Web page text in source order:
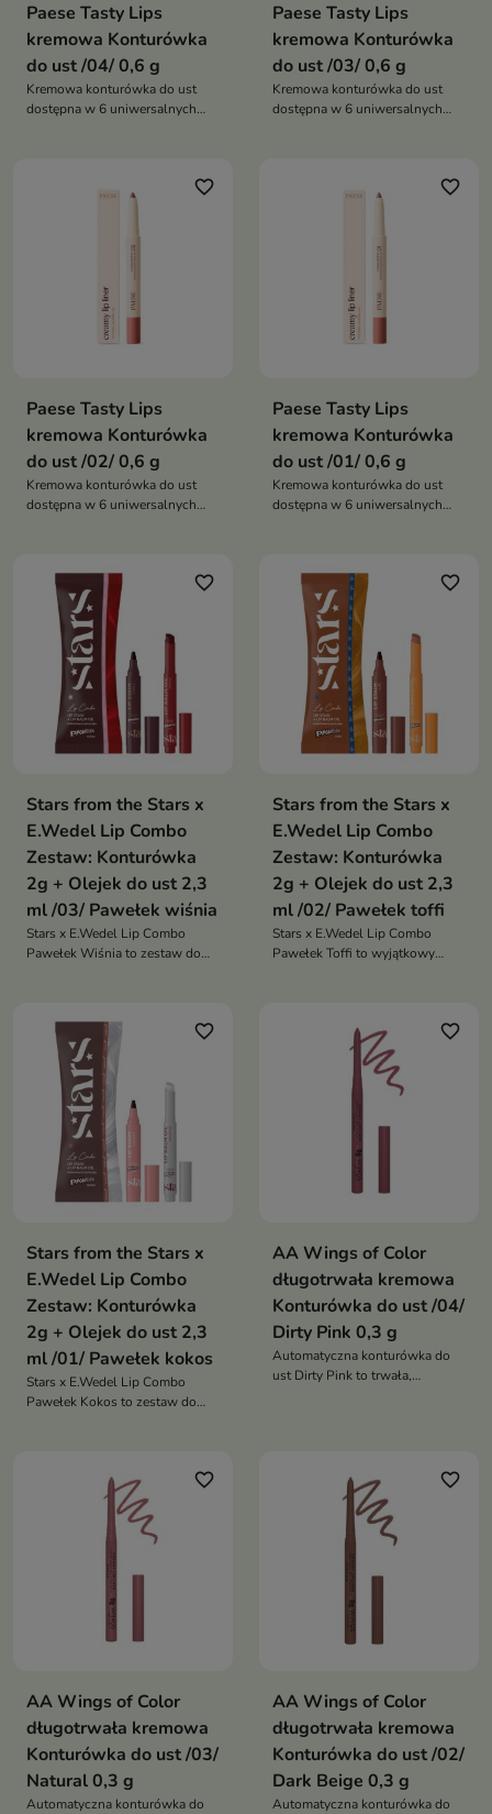
Paese Tasty Lips
kremowa Konturówka
do ust /04/ 0,6 g
Kremowa konturówka do ust
dostępna w 6 uniwersalnych
pomaga uzyskać efekt
Paese Tasty Lips
kremowa Konturówka
do ust /03/ 0,6 g
Kremowa konturówka do ust
dostępna w 6 uniwersalnych
pomaga uzyskać efekt
favorite_border
Paese Tasty Lips
kremowa Konturówka
do ust /02/ 0,6 g
Kremowa konturówka do ust
dostępna w 6 uniwersalnych
pomaga uzyskać efekt
pełniejszych ust
favorite_border
Paese Tasty Lips
kremowa Konturówka
do ust /01/ 0,6 g
Kremowa konturówka do ust
dostępna w 6 uniwersalnych
pomaga uzyskać efekt
pełniejszych ust
favorite_border
Stars from the Stars x
E.Wedel Lip Combo
Zestaw: Konturówka
2g + Olejek do ust 2,3
ml /03/ Pawełek wiśnia
Stars x E.Wedel Lip Combo
Pawełek Wiśnia to zestaw do
soczysty blask i efekt
pełniejszych, zadbanych ust
favorite_border
Stars from the Stars x
E.Wedel Lip Combo
Zestaw: Konturówka
2g + Olejek do ust 2,3
ml /02/ Pawełek toffi
Stars x E.Wedel Lip Combo
Pawełek Toffi to wyjątkowy
idealnie podkreślone, pełniejsze
usta z apetycznym blaskiem i
słodkim aromatem toffi
favorite_border
Stars from the Stars x
E.Wedel Lip Combo
Zestaw: Konturówka
2g + Olejek do ust 2,3
ml /01/ Pawełek kokos
Stars x E.Wedel Lip Combo
Pawełek Kokos to zestaw do
podkreślone, pełniejsze usta z
subtelnym blaskiem i
kokosowym aromatem
favorite_border
AA Wings of Color
długotrwała kremowa
Konturówka do ust /04/
Dirty Pink 0,3 g
Automatyczna konturówka do
ust Dirty Pink to trwała,
favorite_border
AA Wings of Color
długotrwała kremowa
Konturówka do ust /03/
Natural 0,3 g
Automatyczna konturówka do
favorite_border
AA Wings of Color
długotrwała kremowa
Konturówka do ust /02/
Dark Beige 0,3 g
Automatyczna konturówka do